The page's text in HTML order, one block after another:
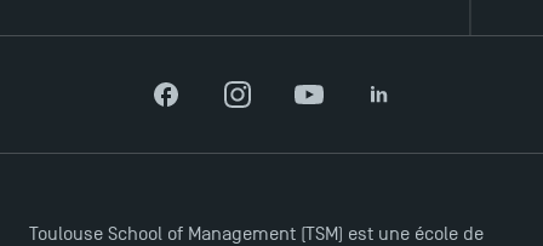
FacebookInstagramYouTubeLinkedIn
Toulouse School of Management (TSM) est une école de